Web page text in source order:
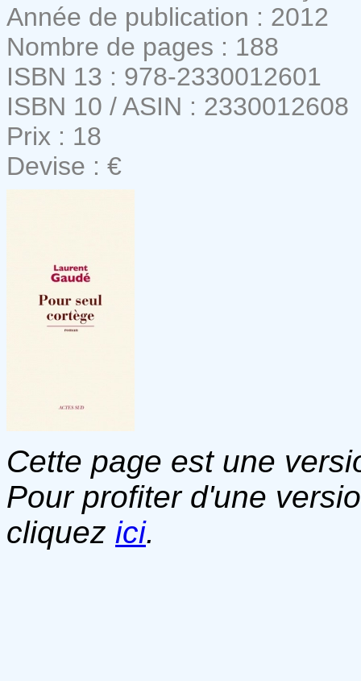
Année de publication : 2012
Nombre de pages : 188
ISBN 13 : 978-2330012601
ISBN 10 / ASIN : 2330012608
Prix : 18
Devise : €
Cette page est une
Pour profiter d'une
cliquez ici.